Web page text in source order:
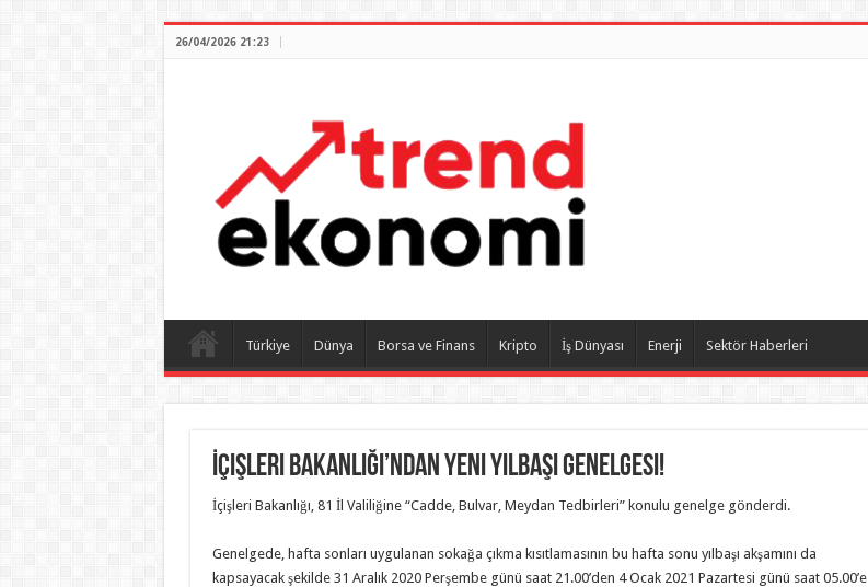
26/04/2026 21:23
Türkiye Dünya Borsa ve Finans Kripto İş Dünyası Enerji Sektör Haberleri
İçişleri Bakanlığı’ndan Yeni Yılbaşı Genelgesi!
İçişleri Bakanlığı, 81 İl Valiliğine “Cadde, Bulvar, Meydan Tedbirleri” konulu genelge gönderdi.
Genelgede, hafta sonları uygulanan sokağa çıkma kısıtlamasının bu hafta sonu yılbaşı akşamını da
kapsayacak şekilde 31 Aralık 2020 Perşembe günü saat 21.00’den 4 Ocak 2021 Pazartesi günü saat 05.00’e